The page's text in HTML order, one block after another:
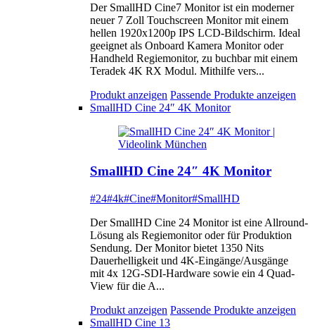
Der SmallHD Cine7 Monitor ist ein moderner
neuer 7 Zoll Touchscreen Monitor mit einem
hellen 1920x1200p IPS LCD-Bildschirm. Ideal
geeignet als Onboard Kamera Monitor oder
Handheld Regiemonitor, zu buchbar mit einem
Teradek 4K RX Modul. Mithilfe vers...
Produkt anzeigen Passende Produkte anzeigen
SmallHD Cine 24″ 4K Monitor
SmallHD Cine 24″ 4K Monitor
#24#4k#Cine#Monitor#SmallHD
Der SmallHD Cine 24 Monitor ist eine Allround-
Lösung als Regiemonitor oder für Produktion
Sendung. Der Monitor bietet 1350 Nits
Dauerhelligkeit und 4K-Eingänge/Ausgänge
mit 4x 12G-SDI-Hardware sowie ein 4 Quad-
View für die A...
Produkt anzeigen Passende Produkte anzeigen
SmallHD Cine 13